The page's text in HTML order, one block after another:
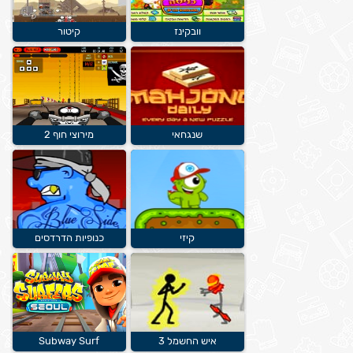
וובקינז קיטור
שנגחאי מירוצי חוף 2
קיזי כנופיות הדרדסים
איש החשמל 3 Subway Surf